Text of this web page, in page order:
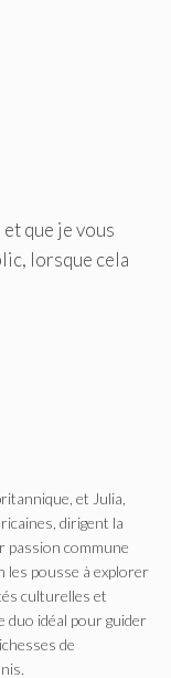
que je vous
lorsque cela
et Julia,
dirigent la
passion commune
les pousse à explorer
culturelles et
duo idéal pour guider
de